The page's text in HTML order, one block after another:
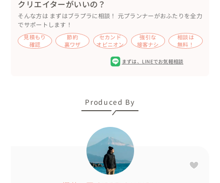
クリエイターがいいの？
そんな方は まずはブラプラに相談！ 元プランナーがおふたりを全力
でサポートします！
見積もり
確認
節約
裏ワザ
セカンド
オピニオン
強引な
接客ナシ
相談は
無料！
まずは、 LINEでお気軽相談
Produced By